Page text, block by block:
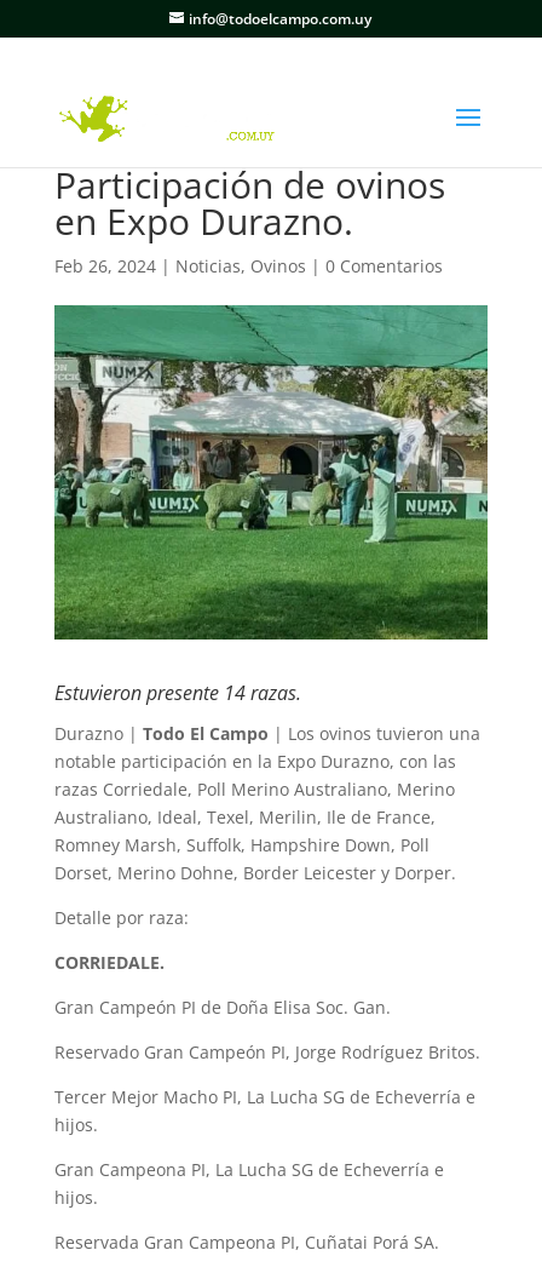
info@todoelcampo.com.uy
Participación de ovinos
en Expo Durazno.
Feb 26, 2024| Noticias, Ovinos | 0 Comentarios
Estuvieron presente 14 razas.
Durazno | Todo El Campo | Los ovinos tuvieron una
notable participación en la Expo Durazno, con las
razas Corriedale, Poll Merino Australiano, Merino
Australiano, Ideal, Texel, Merilin, Ile de France,
Romney Marsh, Suffolk, Hampshire Down, Poll
Dorset, Merino Dohne, Border Leicester y Dorper.
Detalle por raza:
CORRIEDALE.
Gran Campeón PI de Doña Elisa Soc. Gan.
Reservado Gran Campeón PI, Jorge Rodríguez Britos.
Tercer Mejor Macho PI, La Lucha SG de Echeverría e
hijos.
Gran Campeona PI, La Lucha SG de Echeverría e
hijos.
Reservada Gran Campeona PI, Cuñatai Porá SA.